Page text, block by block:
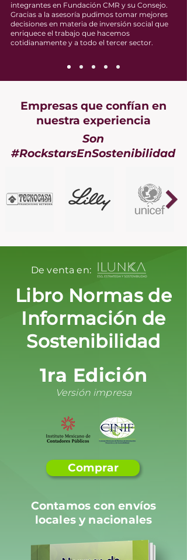
integrantes en Fundación CMR y su Consejo.
Gracias a la asesoría pudimos tomar mejores
decisiones en materia de inversión social que
enriquece el trabajo que hacemos
cotidianamente y a todo el tercer sector.
Empresas que confían en
nuestra experiencia
Son
#RockstarsEnSostenibilidad
De venta en:
Libro Normas de
Información de
Sostenibilidad
1ra Edición
Versión impresa
Comprar
Contamos con envíos
locales y nacionales